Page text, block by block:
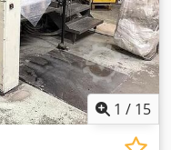
1 / 15